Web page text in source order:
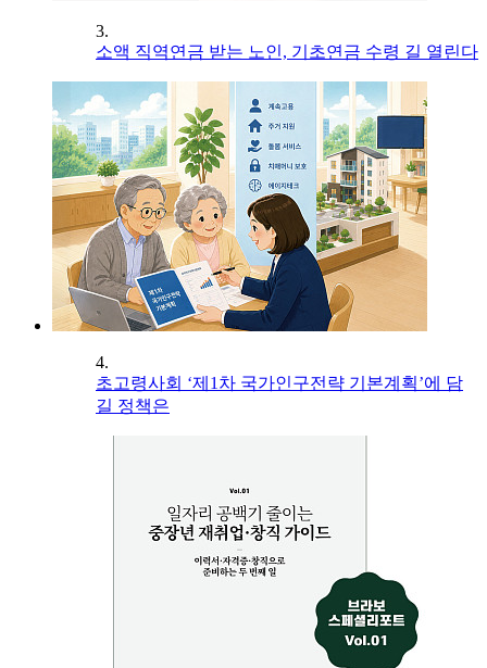
3.
소액 직역연금 받는 노인, 기초연금 수령 길 열린다
4.
초고령사회 ‘제1차 국가인구전략 기본계획’에 담
길 정책은